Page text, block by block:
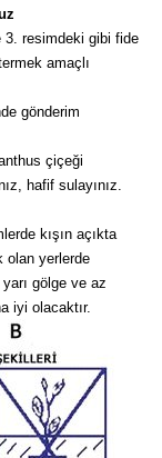
3. resimdeki gibi fide
amaçlı
gönderim
çiçeği
hafif sulayınız.
kışın açıkta
olan yerlerde
gölge ve az
iyi olacaktır.